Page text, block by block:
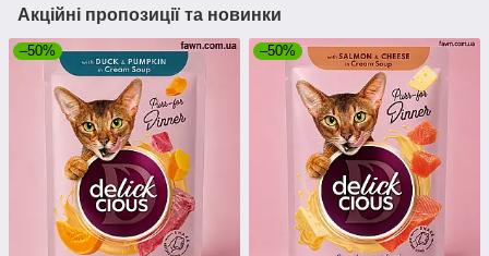
Акційні пропозиції та новинки
–50% –50%